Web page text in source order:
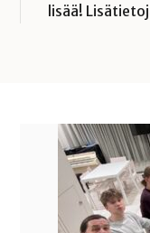
lisää!